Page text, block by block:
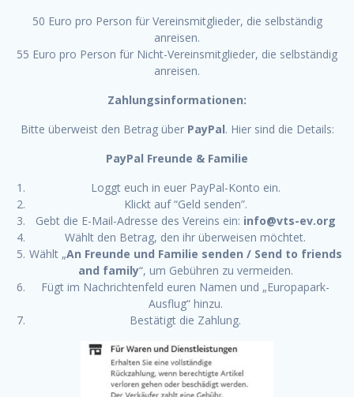
50 Euro pro Person für Vereinsmitglieder, die selbständig
anreisen.
55 Euro pro Person für Nicht-Vereinsmitglieder, die selbständig
anreisen.
Zahlungsinformationen:
Bitte überweist den Betrag über PayPal. Hier sind die Details:
PayPal Freunde & Familie
Loggt euch in euer PayPal-Konto ein.
Klickt auf “Geld senden”.
Gebt die E-Mail-Adresse des Vereins ein: info@vts-ev.org
Wählt den Betrag, den ihr überweisen möchtet.
Wählt „An Freunde und Familie senden / Send to friends
and family“, um Gebühren zu vermeiden.
Fügt im Nachrichtenfeld euren Namen und „Europapark-
Ausflug“ hinzu.
Bestätigt die Zahlung.